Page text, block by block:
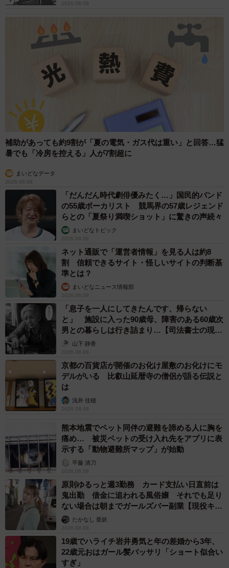
2026.08.09
補助があっても約9割が「夏の電気・ガス代は重い」と回答…猛
暑でも「冷房を控える」人が7割超に
まいどなデータ
2026.08.08
「だんだん時代劇俳優みたく…」国民的バンド
の55歳ボーカリスト 競馬界の57歳レジェンド
らとの「夏祭り満喫ショット」に驚きの声続々
まいどなトピック
2026.08.08
ネット通販で「運営者情報」を見る人は約8
割 信頼できるサイト・怪しいサイトの判断基
準とは？
まいどなニュース情報部
2026.08.08
「息子を一人にしてきたんです、帰らない
と」 施設に入った90歳母、障害のある60歳次
男との暮らしは行き詰まり…【司法書士の現場
から】山下 静香
2026.08.08
京都の百貨店が開催のお化け屋敷のお化けにモ
デルがいる 比叡山延暦寺の僧侶が語る伝説と
は
浅井 佳穂
2026.08.08
熊本地震でペット同伴の避難を諦める人に胸を
痛め… 被災ペットの受け入れ先をアプリに表
示する「動物避難所マップ」が始動
平藤 清刀
2026.08.08
原則ゆるっと週3勤務 カード支払い日直前は
鬼出勤 借金に追われる風俗嬢 それでも足り
ない場合は朝までガールズバー副業【現役キャ
ストに取材】
たかなし 亜妖
2026.08.08
19歳でハライチ岩井勇気と年の差婚から3年、
22歳元おはガール髪バッサリ「ショート似合い
すぎ」